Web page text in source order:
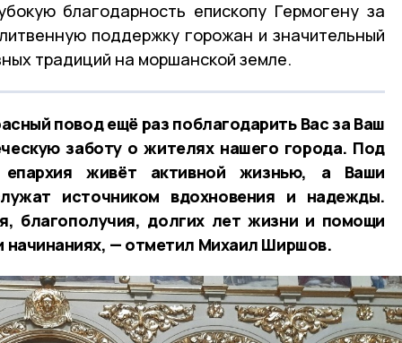
благодарность епископу Гермогену за
поддержку горожан и значительный
традиций на моршанской земле.
повод ещё раз поблагодарить Вас за Ваш
заботу о жителях нашего города. Под
живёт активной жизнью, а Ваши
источником вдохновения и надежды.
благополучия, долгих лет жизни и помощи
начинаниях, — отметил Михаил Ширшов.